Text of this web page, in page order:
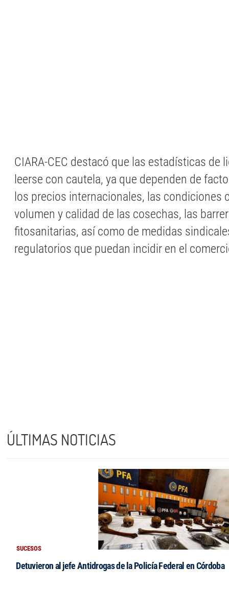
CIARA-CEC destacó que las estadísticas de
leerse con cautela, ya que dependen de
los precios internacionales, las condiciones
volumen y calidad de las cosechas, las
fitosanitarias, así como de medidas
regulatorios que puedan incidir en el
ÚLTIMAS NOTICIAS
SUCESOS
Detuvieron al jefe Antidrogas de la Policía Federal en Córdoba